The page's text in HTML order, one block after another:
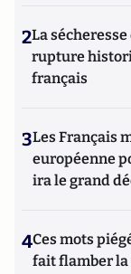
2La
rupture
français
3Les Français
européenne
ira le grand
4Ces mots
fait flamber la